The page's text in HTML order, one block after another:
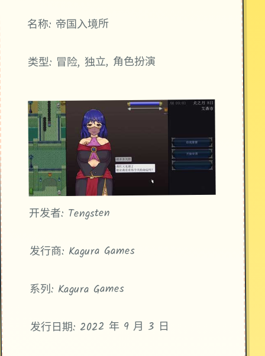
名称: 帝国入境所
类型: 冒险, 独立, 角色扮演
开发者: Tengsten
发行商: Kagura Games
系列: Kagura Games
发行日期: 2022 年 9 月 3 日